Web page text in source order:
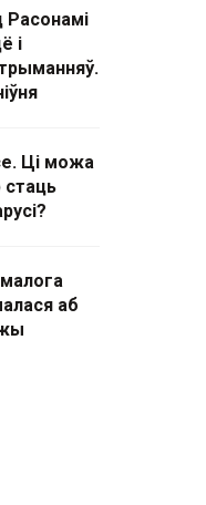
Расонамі
і
Ці можа
стаць
аб